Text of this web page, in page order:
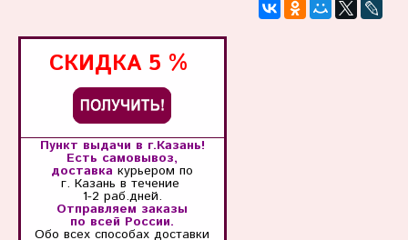
СКИДКА 5 %
Пункт выдачи в г.Казань!
Есть самовывоз,
доставка курьером по
г. Казань в течение
1-2 раб.дней.
Отправляем заказы
по всей России.
Обо всех способахдоставки